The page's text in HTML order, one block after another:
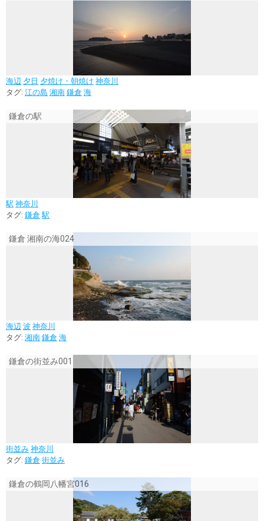
海辺 夕日 夕焼け・朝焼け 神奈川
タグ: 江の島 湘南 鎌倉 海
鎌倉の駅
駅 神奈川
タグ: 鎌倉 駅
鎌倉 湘南の海024
海辺 波 神奈川
タグ: 湘南 鎌倉 海
鎌倉の街並み001
街並み 神奈川
タグ: 鎌倉 街並み
鎌倉の鶴岡八幡宮016